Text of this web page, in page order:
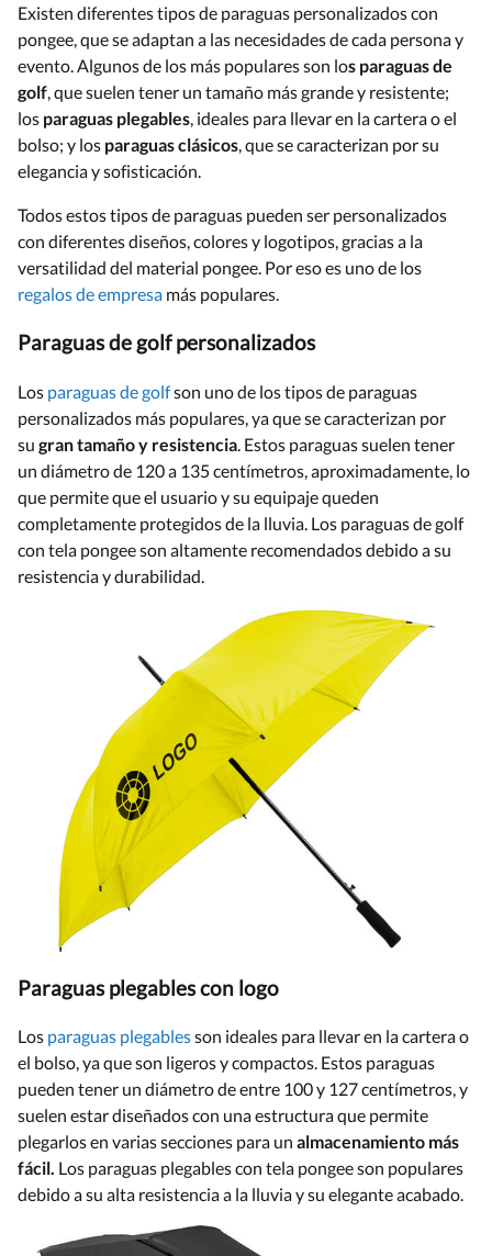
Existen diferentes tipos de paraguas personalizados con
pongee, que se adaptan a las necesidades de cada persona y
evento. Algunos de los más populares son los paraguas de
golf , que suelen tener un tamaño más grande y resistente;
los paraguas plegables , ideales para llevar en la cartera o el
bolso; y los paraguas clásicos , que se caracterizan por su
elegancia y sofisticación.
Todos estos tipos de paraguas pueden ser personalizados
con diferentes diseños, colores y logotipos, gracias a la
versatilidad del material pongee. Por eso es uno de los
regalos de empresa más populares.
Paraguas de golf personalizados
Los paraguas de golfson uno de los tipos de paraguas
personalizados más populares, ya que se caracterizan por
su gran tamaño y resistencia. Estos paraguas suelen tener
un diámetro de 120 a 135 centímetros, aproximadamente, lo
que permite que el usuario y su equipaje queden
completamente protegidos de la lluvia. Los paraguas de golf
con tela pongee son altamente recomendados debido a su
resistencia y durabilidad.
Paraguas plegables con logo
Los paraguas plegablesson ideales para llevar en la cartera o
el bolso, ya que son ligeros y compactos. Estos paraguas
pueden tener un diámetro de entre 100 y 127 centímetros, y
suelen estar diseñados con una estructura que permite
plegarlos en varias secciones para un almacenamiento más
fácil. Los paraguas plegables con tela pongee son populares
debido a su alta resistencia a la lluvia y su elegante acabado.